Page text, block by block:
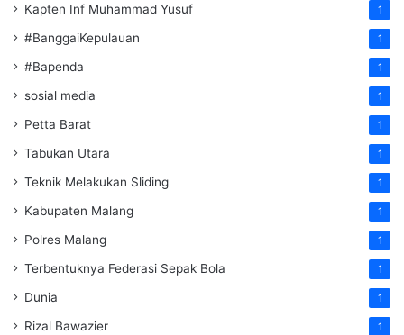
Kapten Inf Muhammad Yusuf 1
#BanggaiKepulauan 1
#Bapenda 1
sosial media 1
Petta Barat 1
Tabukan Utara 1
Teknik Melakukan Sliding 1
Kabupaten Malang 1
Polres Malang 1
Terbentuknya Federasi Sepak Bola 1
Dunia 1
Rizal Bawazier 1